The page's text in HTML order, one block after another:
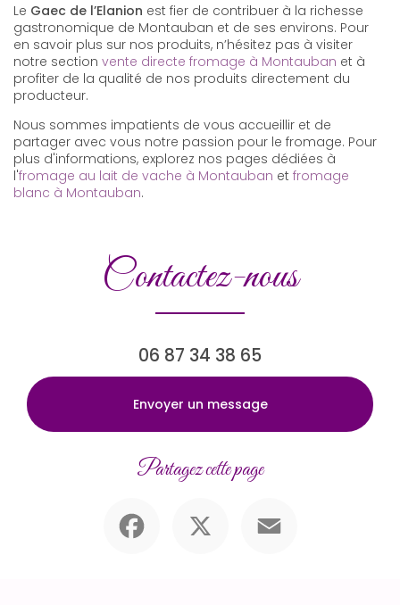
Le Gaec de l’Elanion est fier de contribuer à la richesse
gastronomique de Montauban et de ses environs. Pour
en savoir plus sur nos produits, n’hésitez pas à visiter
notre section vente directe fromage à Montauban et à
profiter de la qualité de nos produits directement du
producteur.
Nous sommes impatients de vous accueillir et de
partager avec vous notre passion pour le fromage. Pour
plus d'informations, explorez nos pages dédiées à
l'fromage au lait de vache à Montauban et fromage
blanc à Montauban.
Contactez-nous
06 87 34 38 65
Envoyer un message
Partagez cette page